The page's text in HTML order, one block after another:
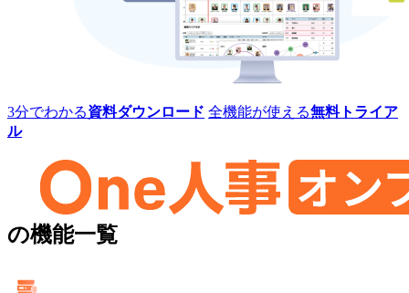
人
レ
ン
ト
マ
ネ
3分でわかる資料ダウンロード 全機能が使える無料トライア
ル
One
事
の機能一覧